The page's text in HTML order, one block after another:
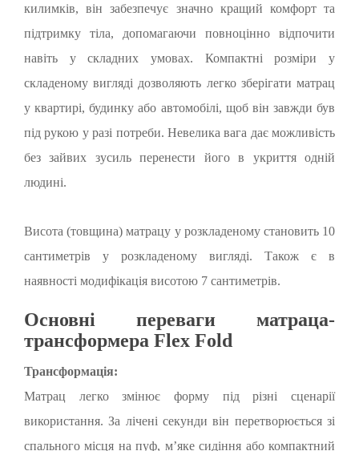
килимків, він забезпечує значно кращий комфорт та
підтримку тіла, допомагаючи повноцінно відпочити
навіть у складних умовах. Компактні розміри у
складеному вигляді дозволяють легко зберігати матрац
у квартирі, будинку або автомобілі, щоб він завжди був
під рукою у разі потреби. Невелика вага дає можливість
без зайвих зусиль перенести його в укриття одній
людині.
Висота (товщина) матрацу у розкладеному становить 10
сантиметрів у розкладеному вигляді. Також є в
наявності модифікація висотою 7 сантиметрів.
Основні переваги матраца-
трансформера Flex Fold
Трансформація:
Матрац легко змінює форму під різні сценарії
використання. За лічені секунди він перетворюється зі
спального місця на пуф, м’яке сидіння або компактний